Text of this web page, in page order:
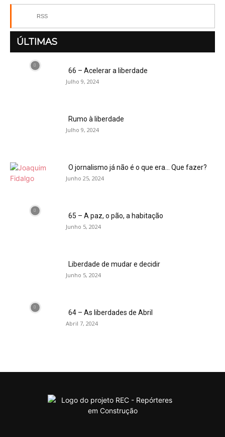
RSS
ÚLTIMAS
66 – Acelerar a liberdade
Julho 9, 2024
Rumo à liberdade
Julho 9, 2024
O jornalismo já não é o que era… Que fazer?
Junho 25, 2024
65 – A paz, o pão, a habitação
Junho 5, 2024
Liberdade de mudar e decidir
Junho 5, 2024
64 – As liberdades de Abril
Abril 7, 2024